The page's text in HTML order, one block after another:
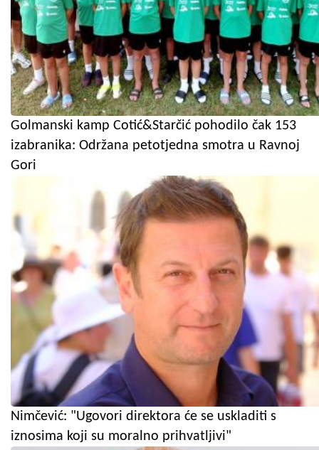
Golmanski kamp Cotić&Starčić pohodilo čak 153
izabranika: Održana petotjedna smotra u Ravnoj
Gori
Nimčević: "Ugovori direktora će se uskladiti s
iznosima koji su moralno prihvatljivi"